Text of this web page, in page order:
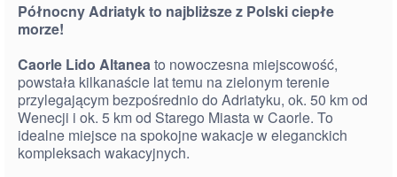
Północny Adriatyk to najbliższe z Polski ciepłe
morze!
Caorle Lido Altaneato nowoczesna miejscowość,
powstała kilkanaście lat temu na zielonym terenie
przylegającym bezpośrednio do Adriatyku, ok. 50 km od
Wenecji i ok. 5 km od Starego Miasta w Caorle. To
idealne miejsce na spokojne wakacje w eleganckich
kompleksach wakacyjnych.